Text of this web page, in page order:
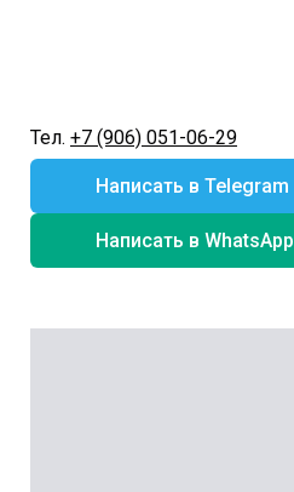
Тел. +7 (906) 051-06-29
Написать в Telegram
Написать в WhatsApp